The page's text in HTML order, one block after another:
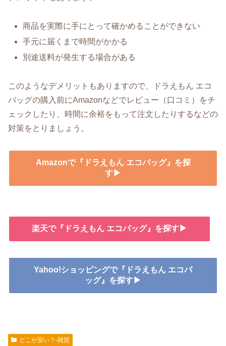
商品を実際に手にとって確かめることができない
手元に届くまで時間がかかる
別途送料が発生する場合がある
このようなデメリットもありますので、ドラえもん エコ
バッグの購入前にAmazonなどでレビュー（口コミ）をチ
ェックしたり、時間に余裕をもって注文したりするなどの
対策をとりましょう。
Amazonで『ドラえもん エコバッグ』を探
す▶
楽天で『ドラえもん エコバッグ』を探す▶
Yahoo!ショッピングで『ドラえもん エコバ
ッグ』を探す▶
どこが安い？-雑貨